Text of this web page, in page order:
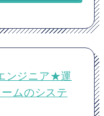
ンジニア★運
ムのシステ